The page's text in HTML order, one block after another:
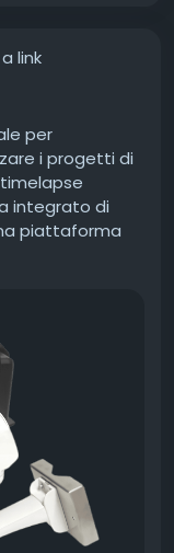
link
per
i progetti di
integrato di
piattaforma
il cantiere
tempo reale e
Vision
e moderna